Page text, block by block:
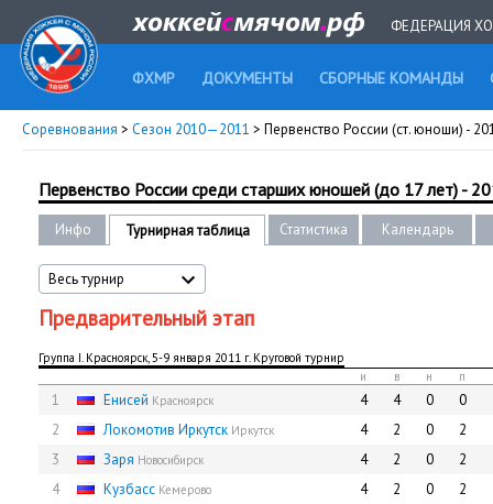
ФЕДЕРАЦИЯ
ФХМР ДОКУМЕНТЫ СБОРНЫЕ КОМАНДЫ
Соревнования > Сезон 2010—2011 > Первенство России (ст. юноши) -
Первенство России среди старших юношей (до 17 лет) -
Инфо Турнирная таблица Статистика Календарь
Весь турнир
Предварительный этап
Группа I. Красноярск, 5-9 января 2011 г. Круговой турнир
и
в н п
1 Енисей Красноярск 4 4 0
0
2
Локомотив Иркутск Иркутск 4 2 0
2
3
Заря Новосибирск 4 2 0
2
4
Кузбасс Кемерово 4 2 0
2